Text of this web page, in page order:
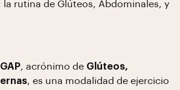
la rutina de Glúteos, Abdominales, y
GAP, acrónimo de Glúteos,
, es una modalidad de ejercicio